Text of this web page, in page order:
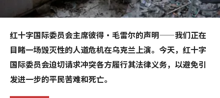
红十字国际委员会主席彼得·毛雷尔的声明——我们正在
目睹一场毁灭性的人道危机在乌克兰上演。今天，红十字
国际委员会迫切请求冲突各方履行其法律义务，以避免引
发进一步的平民苦难和死亡。